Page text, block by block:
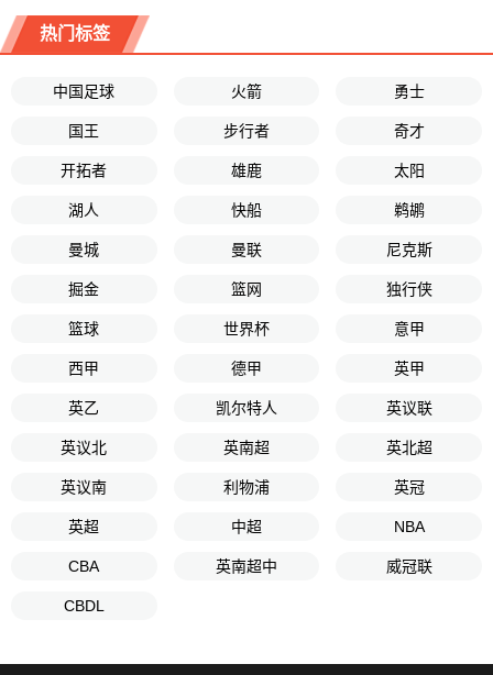
热门标签
中国足球 火箭 勇士
国王 步行者 奇才
开拓者 雄鹿 太阳
湖人 快船 鹈鹕
曼城 曼联 尼克斯
掘金 篮网 独行侠
篮球 世界杯 意甲
西甲 德甲 英甲
英乙 凯尔特人 英议联
英议北 英南超 英北超
英议南 利物浦 英冠
英超 中超 NBA
CBA 英南超中 威冠联
CBDL